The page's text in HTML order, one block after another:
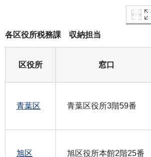
各区役所税務課 収納担当
区役所 窓口
青葉区 青葉区役所3階59番
旭区 旭区役所本館2階25番